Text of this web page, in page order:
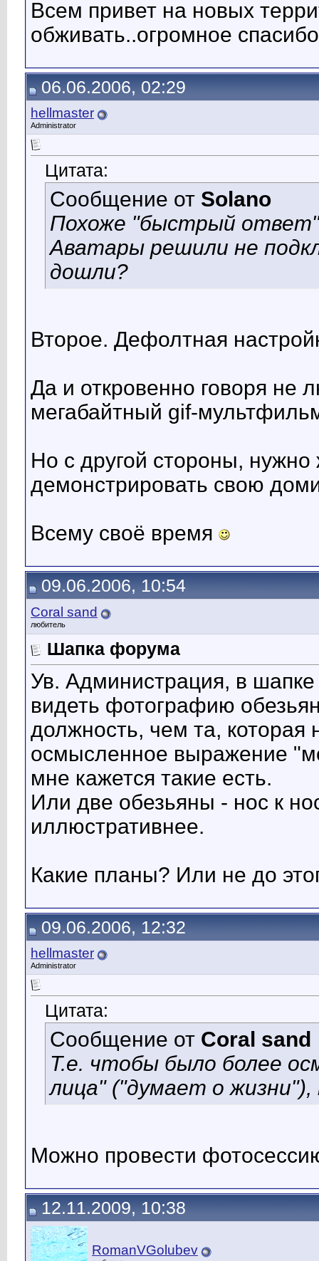
Всем привет на новых
обживать..огромное
06.06.2006, 02:29
hellmaster
Administrator
Цитата:
Сообщение от Solano
Похоже "быстрый ответ"
Аватары решили не
дошли?
Второе. Дефолтная
Да и откровенно говоря не
мегабайтный gif-
Но с другой стороны, нужно
демонстрировать свою
Всему своё время
09.06.2006, 10:54
Coral sand
любитель
Шапка форума
Ув. Администрация, в
видеть фотографию
должность, чем та, которая
осмысленное выражение
мне кажется такие есть.
Или две обезьяны - нос к
иллюстративнее.
Какие планы? Или не до
09.06.2006, 12:32
hellmaster
Administrator
Цитата:
Сообщение от Coral sand
Т.е. чтобы было более
лица" ("думает о
Можно провести
12.11.2009, 10:38
RomanVGolubev